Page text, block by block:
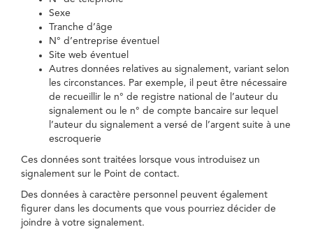
Sexe
Tranche d’âge
N° d’entreprise éventuel
Site web éventuel
Autres données relatives au signalement, variant selon
les circonstances. Par exemple, il peut être nécessaire
de recueillir le n° de registre national de l’auteur du
signalement ou le n° de compte bancaire sur lequel
l’auteur du signalement a versé de l’argent suite à une
escroquerie
Ces données sont traitées lorsque vous introduisez un
signalement sur le Point de contact.
Des données à caractère personnel peuvent également
figurer dans les documents que vous pourriez décider de
joindre à votre signalement.